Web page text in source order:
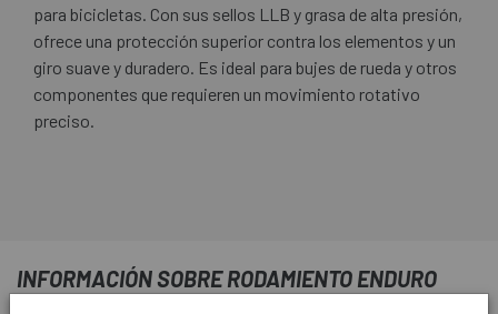
para bicicletas. Con sus sellos LLB y grasa de alta presión,
ofrece una protección superior contra los elementos y un
giro suave y duradero. Es ideal para bujes de rueda y otros
componentes que requieren un movimiento rotativo
preciso.
INFORMACIÓN SOBRE RODAMIENTO ENDURO